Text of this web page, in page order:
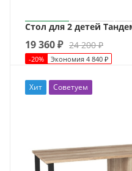
Стол для 2 детей
19 360₽ 24 200₽
-20% Экономия 4 840 ₽
Хит Советуем